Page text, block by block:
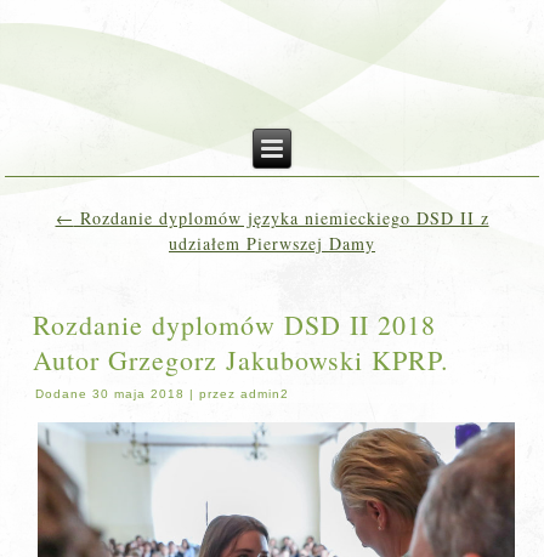
← Rozdanie dyplomów języka niemieckiego DSD II z
udziałem Pierwszej Damy
Rozdanie dyplomów DSD II 2018
Autor Grzegorz Jakubowski KPRP.
Dodane 30 maja 2018 |przez admin2